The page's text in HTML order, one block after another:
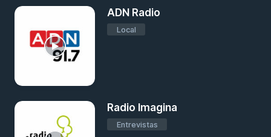
ADN Radio
Local
Radio Imagina
Entrevistas